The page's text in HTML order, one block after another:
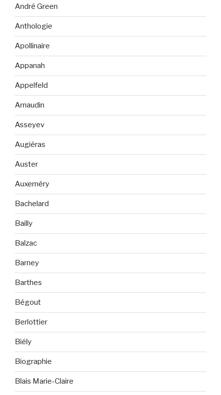
André Green
Anthologie
Apollinaire
Appanah
Appelfeld
Arnaudin
Asseyev
Augiéras
Auster
Auxeméry
Bachelard
Bailly
Balzac
Barney
Barthes
Bégout
Berlottier
Biély
Biographie
Blais Marie-Claire